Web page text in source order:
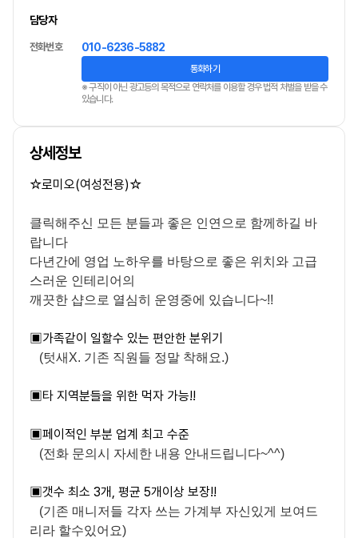
담당자
전화번호 010-6236-5882
통화하기
※ 구직이 아닌 광고등의 목적으로 연락처를 이용할 경우 법적 처벌을 받을 수
있습니다.
상세정보
☆로미오(여성전용)☆
클릭해주신 모든 분들과 좋은 인연으로 함께하길 바
랍니다
다년간에 영업 노하우를 바탕으로 좋은 위치와 고급
스러운 인테리어의
깨끗한 샵으로 열심히 운영중에 있습니다~!!
▣가족같이 일할수 있는 편안한 분위기
(텃새X. 기존 직원들 정말 착해요.)
▣타 지역분들을 위한 먹자 가능!!
▣페이적인 부분 업계 최고 수준
(전화 문의시 자세한 내용 안내드립니다~^^)
▣갯수 최소 3개, 평균 5개이상 보장!!
(기존 매니저들 각자 쓰는 가계부 자신있게 보여드
리라 할수있어요)